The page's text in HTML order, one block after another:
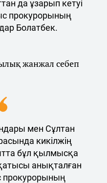
да ұзарып кетуі
прокурорының
Болатбек.
жанжал себеп
мен Сұлтан
кикілжің
бұл қылмысқа
анықталған
прокурорының